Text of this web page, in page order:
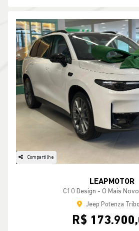
Compartilhe
LEAPMOTOR
C10 Design - O Mais
Jeep Potenza
R$